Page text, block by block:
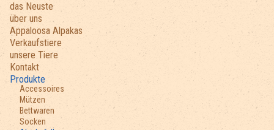
das Neuste
über uns
Appaloosa Alpakas
Verkaufstiere
unsere Tiere
Kontakt
Produkte
Accessoires
Mützen
Bettwaren
Socken